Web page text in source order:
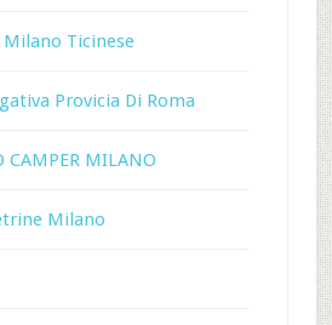
Ticinese
Provicia Di Roma
CAMPER MILANO
Milano